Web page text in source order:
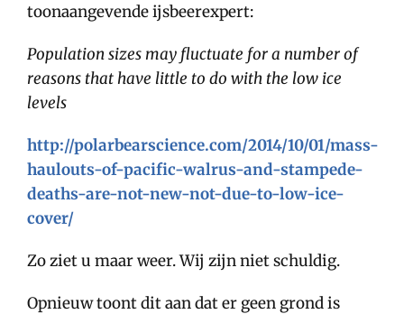
toonaangevende ijsbeerexpert:
Population sizes may fluctuate for a number of
reasons that have little to do with the low ice
levels
http://polarbearscience.com/2014/10/01/mass-
haulouts-of-pacific-walrus-and-stampede-
deaths-are-not-new-not-due-to-low-ice-
cover/
Zo ziet u maar weer. Wij zijn niet schuldig.
Opnieuw toont dit aan dat er geen grond is